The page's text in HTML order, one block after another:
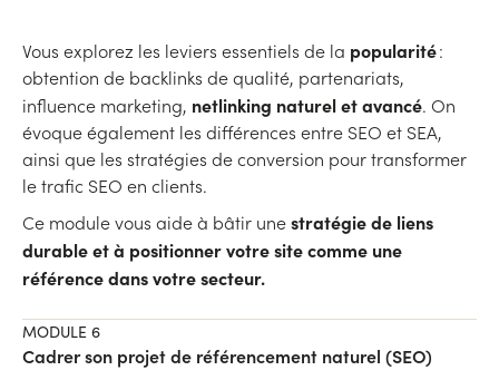
Vous explorez les leviers essentiels de la popularité:
obtention de backlinks de qualité, partenariats,
influence marketing, netlinking naturel et avancé. On
évoque également les différences entre SEO et SEA,
ainsi que les stratégies de conversion pour transformer
le trafic SEO en clients.
Ce module vous aide à bâtir unestratégie de liens
durable et à positionner votre site comme une
référence dans votre secteur.
MODULE 6
Cadrer son projet de référencement naturel (SEO)